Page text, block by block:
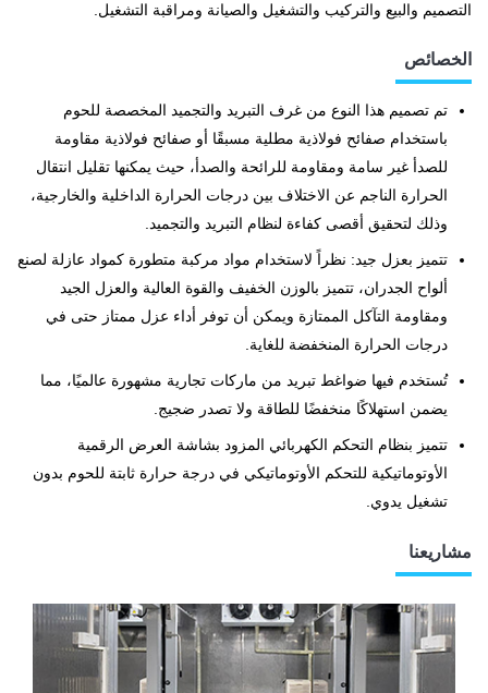
التصميم والبيع والتركيب والتشغيل والصيانة ومراقبة التشغيل.
الخصائص
تم تصميم هذا النوع من غرف التبريد والتجميد المخصصة للحوم
باستخدام صفائح فولاذية مطلية مسبقًا أو صفائح فولاذية مقاومة
للصدأ غير سامة ومقاومة للرائحة والصدأ، حيث يمكنها تقليل انتقال
الحرارة الناجم عن الاختلاف بين درجات الحرارة الداخلية والخارجية،
وذلك لتحقيق أقصى كفاءة لنظام التبريد والتجميد.
تتميز بعزل جيد: نظراً لاستخدام مواد مركبة متطورة كمواد عازلة لصنع
ألواح الجدران، تتميز بالوزن الخفيف والقوة العالية والعزل الجيد
ومقاومة التآكل الممتازة ويمكن أن توفر أداء عزل ممتاز حتى في
درجات الحرارة المنخفضة للغاية.
تُستخدم فيها ضواغط تبريد من ماركات تجارية مشهورة عالميًا، مما
يضمن استهلاكًا منخفضًا للطاقة ولا تصدر ضجيج.
تتميز بنظام التحكم الكهربائي المزود بشاشة العرض الرقمية
الأوتوماتيكية للتحكم الأوتوماتيكي في درجة حرارة ثابتة للحوم بدون
تشغيل يدوي.
مشاريعنا